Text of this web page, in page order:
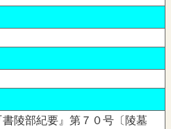
書陵部紀要』第７０号〔陵墓